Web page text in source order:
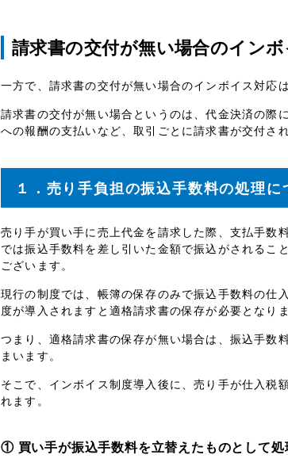
請求書の交付が無い場合のイン
一方で、請求書の交付が無い場合のインボイス対応
請求書の交付が無い場合というのは、代金決済の際
への報酬の支払いなど、取引ごとに請求書が交付さ
１．売り手負担の振込手数料の処理に
売り手が買い手に売上代金を請求した際、支払手数
では振込手数料を差し引いた金額で振込がされるこ
ございます。
現行の制度では、帳簿の保存のみで振込手数料の仕
度が導入されますと適格請求書の保存が必要となりま
つまり、適格請求書の保存が無い場合は、振込手数
まいます。
そこで、インボイス制度導入後に、売り手が仕入税
れます。
① 買い手が振込手数料を立替えたものとして処